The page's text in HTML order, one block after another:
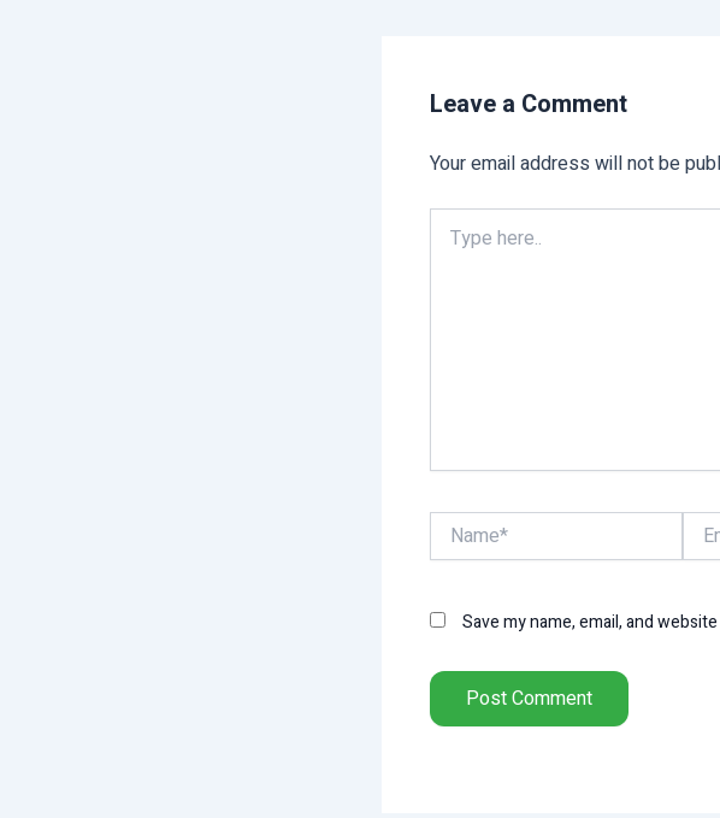
Leave a Comment
Your email address will not be
here..
Name* Email*
Save my name, email, and